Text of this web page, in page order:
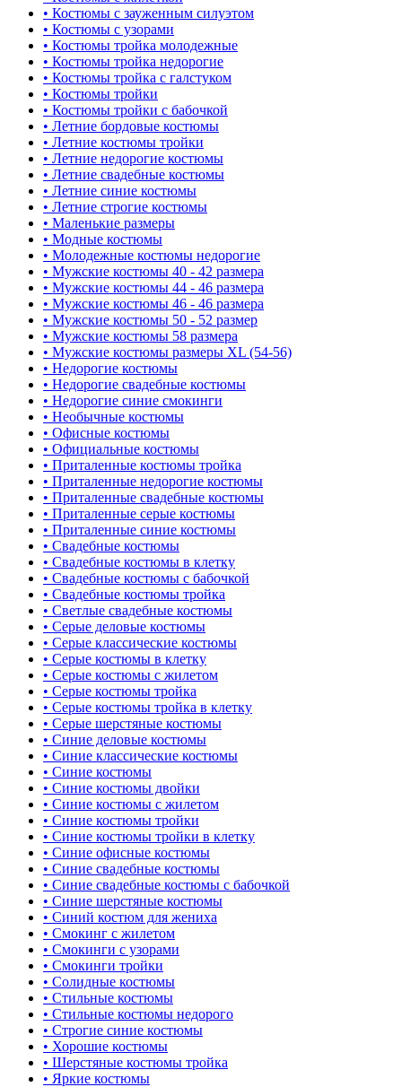
• Костюмы с зауженным силуэтом
• Костюмы с узорами
• Костюмы тройка молодежные
• Костюмы тройка недорогие
• Костюмы тройка с галстуком
• Костюмы тройки
• Костюмы тройки с бабочкой
• Летние бордовые костюмы
• Летние костюмы тройки
• Летние недорогие костюмы
• Летние свадебные костюмы
• Летние синие костюмы
• Летние строгие костюмы
• Маленькие размеры
• Модные костюмы
• Молодежные костюмы недорогие
• Мужские костюмы 40 - 42 размера
• Мужские костюмы 44 - 46 размера
• Мужские костюмы 46 - 46 размера
• Мужские костюмы 50 - 52 размер
• Мужские костюмы 58 размера
• Мужские костюмы размеры XL (54-56)
• Недорогие костюмы
• Недорогие свадебные костюмы
• Недорогие синие смокинги
• Необычные костюмы
• Офисные костюмы
• Официальные костюмы
• Приталенные костюмы тройка
• Приталенные недорогие костюмы
• Приталенные свадебные костюмы
• Приталенные серые костюмы
• Приталенные синие костюмы
• Свадебные костюмы
• Свадебные костюмы в клетку
• Свадебные костюмы с бабочкой
• Свадебные костюмы тройка
• Светлые свадебные костюмы
• Серые деловые костюмы
• Серые классические костюмы
• Серые костюмы в клетку
• Серые костюмы с жилетом
• Серые костюмы тройка
• Серые костюмы тройка в клетку
• Серые шерстяные костюмы
• Синие деловые костюмы
• Синие классические костюмы
• Синие костюмы
• Синие костюмы двойки
• Синие костюмы с жилетом
• Синие костюмы тройки
• Синие костюмы тройки в клетку
• Синие офисные костюмы
• Синие свадебные костюмы
• Синие свадебные костюмы с бабочкой
• Синие шерстяные костюмы
• Синий костюм для жениха
• Смокинг с жилетом
• Смокинги с узорами
• Смокинги тройки
• Солидные костюмы
• Стильные костюмы
• Стильные костюмы недорого
• Строгие синие костюмы
• Хорошие костюмы
• Шерстяные костюмы тройка
• Яркие костюмы